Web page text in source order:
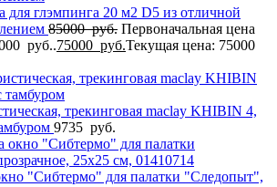
для глэмпинга 20 м2 D5 из отличной
85000руб. Первоначальная цена
руб..75000 руб.Текущая цена: 75000
трекинговая maclay KHIBIN 4,
9735 руб.
"Сибтермо" для палатки "Следопыт",